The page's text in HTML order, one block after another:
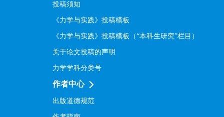
投稿须知
《力学与实践》投稿模板
《力学与实践》投稿模板（“本科生研究”栏目）
关于论文投稿的声明
力学学科分类号
作者中心
出版道德规范